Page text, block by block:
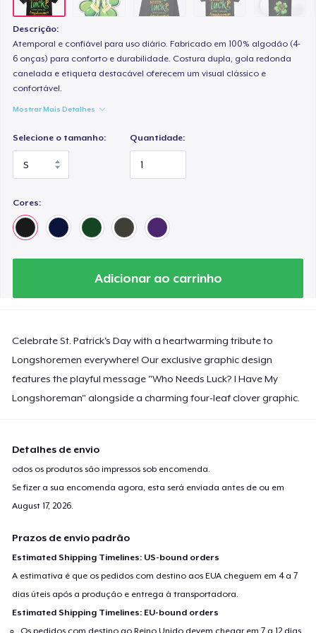
Descrição:
Atemporal e confiável para uso diário. Fabricado em 100% algodão (4-
6 onças) para conforto e durabilidade. Costura dupla, gola redonda
canelada e etiqueta destacável oferecem um visual clássico e
confortável.
Mostrar Mais Detalhes
Selecione o tamanho: Quantidade:
Cores:
Adicionar ao carrinho
Celebrate St. Patrick's Day with a heartwarming tribute to
Longshoremen everywhere! Our exclusive graphic design
features the playful message "Who Needs Luck? I Have My
Longshoreman" alongside a charming four-leaf clover graphic.
Detalhes de envio
odos os produtos são impressos sob encomenda.
Se fizer a sua encomenda agora, esta será enviada antes de ou em
August 17, 2026.
Prazos de envio padrão
Estimated Shipping Timelines: US-bound orders
A estimativa é que os pedidos com destino aos EUA cheguem em 4 a 7
dias úteis após a produção e entrega à transportadora.
Estimated Shipping Timelines: EU-bound orders
Os pedidos com destino ao Reino Unido devem chegar em 7 a 12 dias
Classic Long Sleeve Tee
Premium V-Neck Tee
US$ 45,36